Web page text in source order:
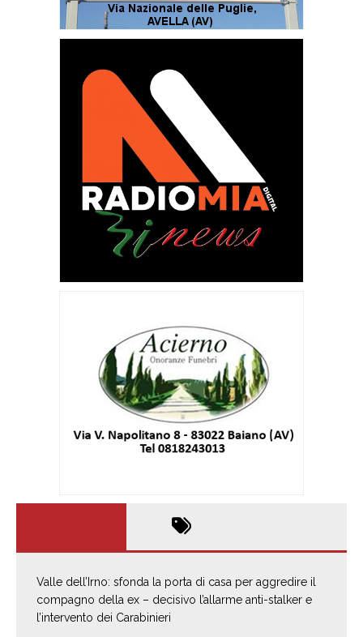
Valle dell’Irno: sfonda la porta di casa per aggredire il
compagno della ex – decisivo l’allarme anti-stalker e
l’intervento dei Carabinieri